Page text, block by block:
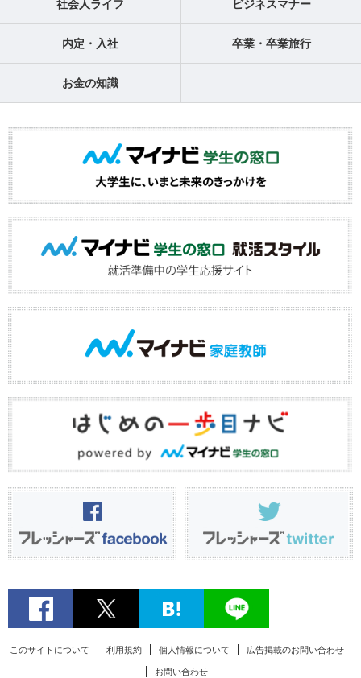
社会人ライフ ビジネスマナー
内定・入社 卒業・卒業旅行
お金の知識
このサイトについて 利用規約 個人情報について 広告掲載のお問い合わせ
お問い合わせ